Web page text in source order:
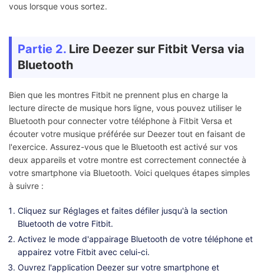
vous lorsque vous sortez.
Partie 2. Lire Deezer sur Fitbit Versa via
Bluetooth
Bien que les montres Fitbit ne prennent plus en charge la
lecture directe de musique hors ligne, vous pouvez utiliser le
Bluetooth pour connecter votre téléphone à Fitbit Versa et
écouter votre musique préférée sur Deezer tout en faisant de
l'exercice. Assurez-vous que le Bluetooth est activé sur vos
deux appareils et votre montre est correctement connectée à
votre smartphone via Bluetooth. Voici quelques étapes simples
à suivre :
Cliquez sur Réglages et faites défiler jusqu'à la section
Bluetooth de votre Fitbit.
Activez le mode d'appairage Bluetooth de votre téléphone et
appairez votre Fitbit avec celui-ci.
Ouvrez l'application Deezer sur votre smartphone et